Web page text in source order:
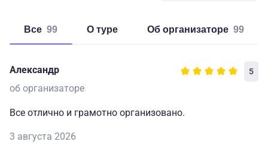
Все 99 о туре об организаторе 99
Александр 5
об организаторе
Все отлично и грамотно организовано.
3 августа 2026